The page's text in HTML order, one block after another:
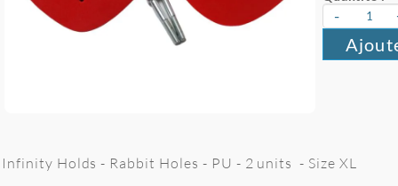
-
Infinity Holds - Rabbit Holes - PU - 2 units - Size XL